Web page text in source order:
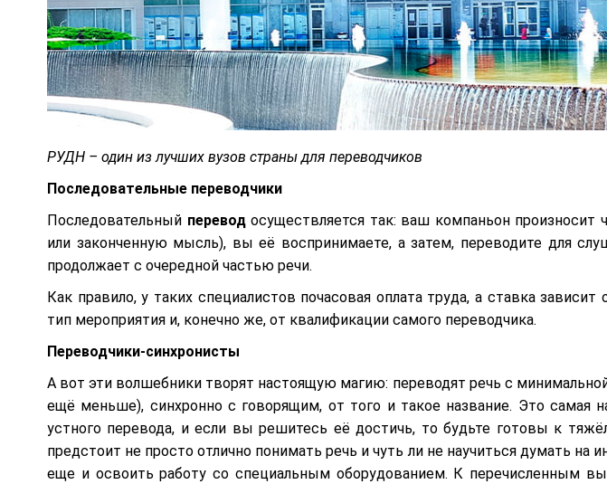
РУДН – один из лучших вузов страны для переводчиков
Последовательные переводчики
Последовательный переводосуществляется так: ваш компаньон произносит
или законченную мысль), вы её воспринимаете, а затем, переводите для
продолжает с очередной частью речи.
Как правило, у таких специалистов почасовая оплата труда, а ставка зависит
тип мероприятия и, конечно же, от квалификации самого переводчика.
Переводчики-синхронисты
А вот эти волшебники творят настоящую магию: переводят речь с
ещё меньше), синхронно с говорящим, от того и такое название. Это самая
устного перевода, и если вы решитесь её достичь, то будьте готовы к
предстоит не просто отлично понимать речь и чуть ли не научиться думать на
еще и освоить работу со специальным оборудованием. К перечисленным